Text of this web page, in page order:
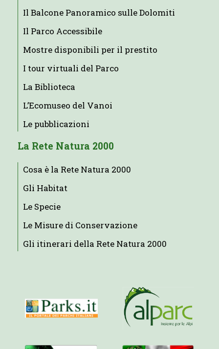
Il Balcone Panoramico sulle Dolomiti
Il Parco Accessibile
Mostre disponibili per il prestito
I tour virtuali del Parco
La Biblioteca
L’Ecomuseo del Vanoi
Le pubblicazioni
La Rete Natura 2000
Cosa è la Rete Natura 2000
Gli Habitat
Le Specie
Le Misure di Conservazione
Gli itinerari della Rete Natura 2000